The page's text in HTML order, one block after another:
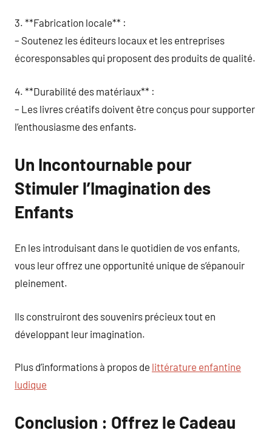
3. **Fabrication locale** :
– Soutenez les éditeurs locaux et les entreprises
écoresponsables qui proposent des produits de qualité.
4. **Durabilité des matériaux** :
– Les livres créatifs doivent être conçus pour supporter
l’enthousiasme des enfants.
Un Incontournable pour
Stimuler l’Imagination des
Enfants
En les introduisant dans le quotidien de vos enfants,
vous leur offrez une opportunité unique de s’épanouir
pleinement.
Ils construiront des souvenirs précieux tout en
développant leur imagination.
Plus d’informations à propos de littérature enfantine
ludique
Conclusion : Offrez le Cadeau